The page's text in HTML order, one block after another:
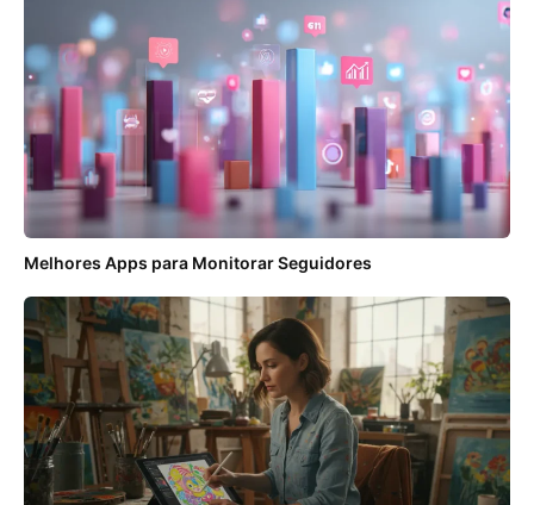
Melhores Apps para Monitorar Seguidores